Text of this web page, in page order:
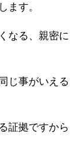
ます。
なる、親密に
じ事がいえる
証拠ですから